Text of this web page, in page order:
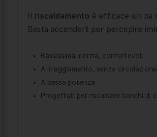
Il riscaldamento è efficace sin da
Basta accenderli per percepire
Bassissima inerzia, confortevoli
A irraggiamento, senza circolazione
A bassa potenza
Progettati per riscaldare banchi di